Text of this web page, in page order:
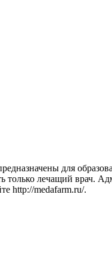
для
лечащий врач.
http://medafarm.ru/.